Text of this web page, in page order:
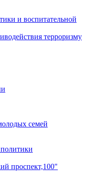
и воспитательной
терроризму
семей
проспект,100"